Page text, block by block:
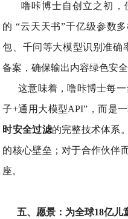
噜咔博士自创立之初
的 “云天天书”千亿级参数
包、千问等大模型识别准确
备案，确保输出内容绿色安
这意味着，噜咔博士每
子+通用大模型API”，而是
时安全过滤的完整技术体系
的核心壁垒；对于合作伙伴
座。
五、愿景：为全球18亿